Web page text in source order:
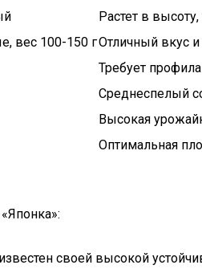
Растет в
вес 100-150 гОтличный вкус
Требует
Среднеспелый
Высокая
Оптимальная
своей высокой